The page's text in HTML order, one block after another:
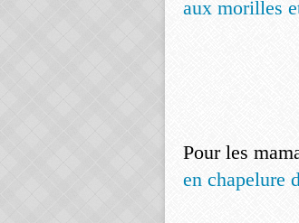
aux morilles
Pour les
en chapelure